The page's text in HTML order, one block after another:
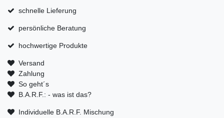
schnelle Lieferung
persönliche Beratung
hochwertige Produkte
Versand
Zahlung
So geht´s
B.A.R.F.: - was ist das?
Individuelle B.A.R.F. Mischung